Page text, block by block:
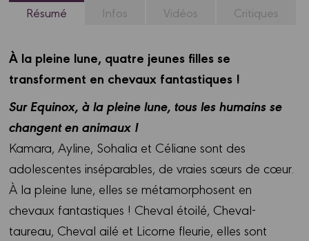
Résumé Infos Vidéos Critiques
À la pleine lune, quatre jeunes filles se
transforment en chevaux fantastiques !
Sur Equinox, à la pleine lune, tous les humains se
changent en animaux !
Kamara, Ayline, Sohalia et Céliane sont des
adolescentes inséparables, de vraies sœurs de cœur.
À la pleine lune, elles se métamorphosent en
chevaux fantastiques ! Cheval étoilé, Cheval-
taureau, Cheval ailé et Licorne fleurie, elles sont